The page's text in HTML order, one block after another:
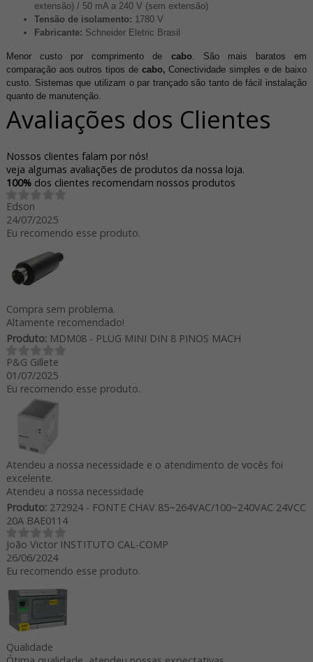
extensão) / 50 mA a 240 V (sem extensão)
Tensão de isolamento: 1780 V
Fabricante: Schneider Eletric Brasil
Menor custo por comprimento de cabo. São mais baratos em
comparação aos outros tipos de cabo,Conectividade simples e de baixo
custo. Sistemas que utilizam o par trançado são tanto de fácil instalação
quanto de manutenção.
Avaliações dos Clientes
Nossos clientes falam por nós!
veja algumas avaliações de produtos da nossa loja.
100% dos clientes recomendam nossos produtos
Edson
24/07/2025
Eu recomendo esse produto.
Compra sem problema.
Altamente recomendado!
Produto:MDM08 - PLUG MINI DIN 8 PINOS MACH
P&G Gillete
01/07/2025
Eu recomendo esse produto.
Atendeu a nossa necessidade e o atendimento de vocês foi
excelente.
Atendeu a nossa necessidade
Produto:272924 - FONTE CHAV 85~264VAC/100~240VAC 24VCC
20A BAE0114
João Victor INSTITUTO CAL-COMP
26/06/2024
Eu recomendo esse produto.
Qualidade